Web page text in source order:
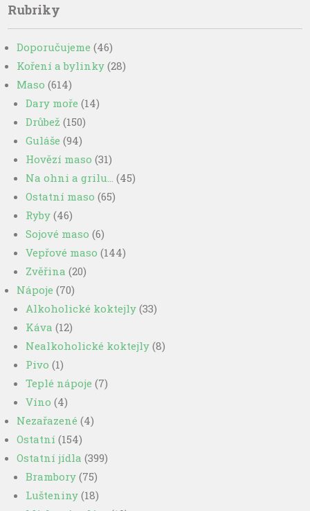
Rubriky
Doporučujeme (46)
Koření a bylinky (28)
Maso (614)
Dary moře (14)
Drůbež (150)
Guláše (94)
Hovězí maso (31)
Na ohni a grilu…
(45)
Ostatní maso (65)
Ryby (46)
Sojové maso (6)
Vepřové maso (144)
Zvěřina (20)
Nápoje (70)
Alkoholické koktejly (33)
Káva (12)
Nealkoholické koktejly (8)
Pivo (1)
Teplé nápoje (7)
Víno (4)
Nezařazené (4)
Ostatní (154)
Ostatní jídla (399)
Brambory (75)
Lušteniny (18)